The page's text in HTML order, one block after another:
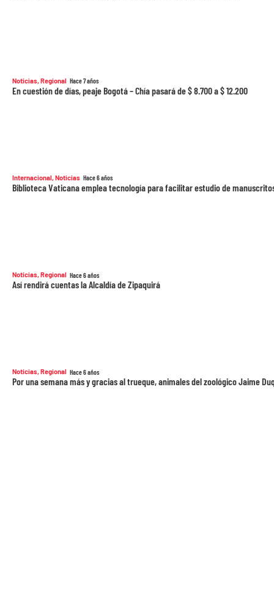
Noticias,Regional Hace 7 años
En cuestión de días, peaje Bogotá – Chía pasará de $ 8.700 a $ 12.200
Internacional,Noticias Hace 6 años
Biblioteca Vaticana emplea tecnología para facilitar estudio de
Noticias,Regional Hace 6 años
Así rendirá cuentas la Alcaldía de Zipaquirá
Noticias,Regional Hace 6 años
Por una semana más y gracias al trueque, animales del zoológico Jaime